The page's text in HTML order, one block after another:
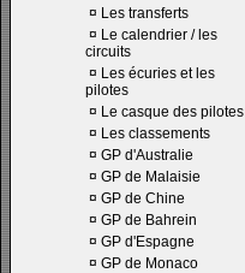
¤ Les transferts
¤ Le calendrier / les
circuits
¤ Les écuries et les
pilotes
¤ Le casque des pilotes
¤ Les classements
¤ GP d'Australie
¤ GP de Malaisie
¤ GP de Chine
¤ GP de Bahrein
¤ GP d'Espagne
¤ GP de Monaco